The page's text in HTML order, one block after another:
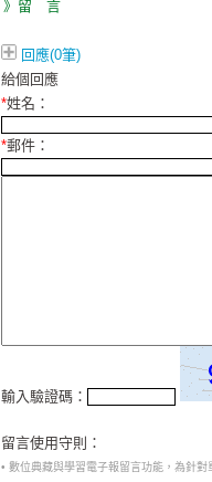
》留 言
回應(0筆)
給個回應
*姓名：
*郵件：
輸入驗證碼：
留言使用守則：
• 數位典藏與學習電子報留言功能，為針